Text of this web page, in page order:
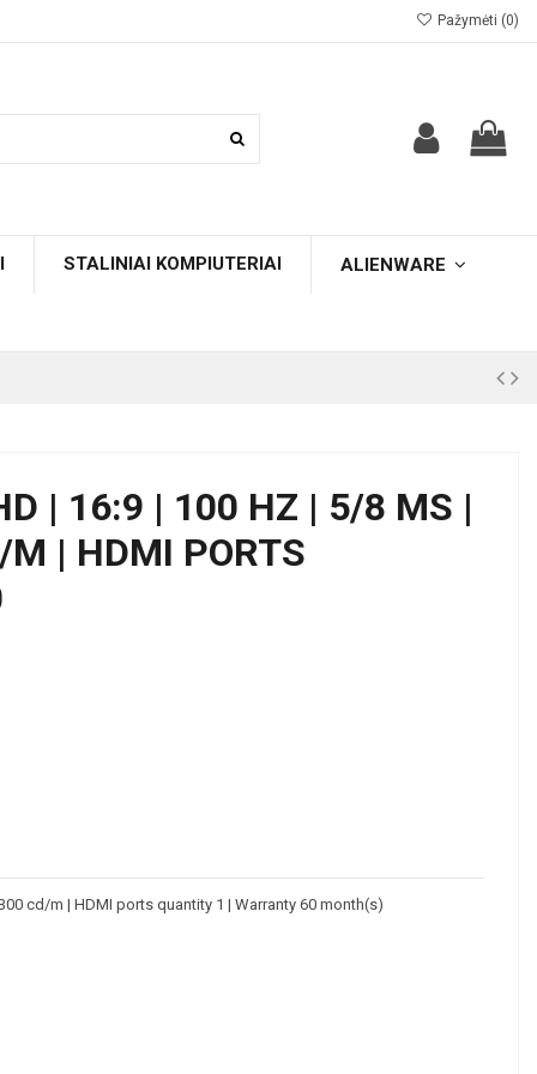
Pažymėti (0)
STALINIAI KOMPIUTERIAI ALIENWARE
| 16:9 | 100 HZ | 5/8 MS |
| HDMI PORTS
cd/m | HDMI ports quantity 1 | Warranty 60 month(s)